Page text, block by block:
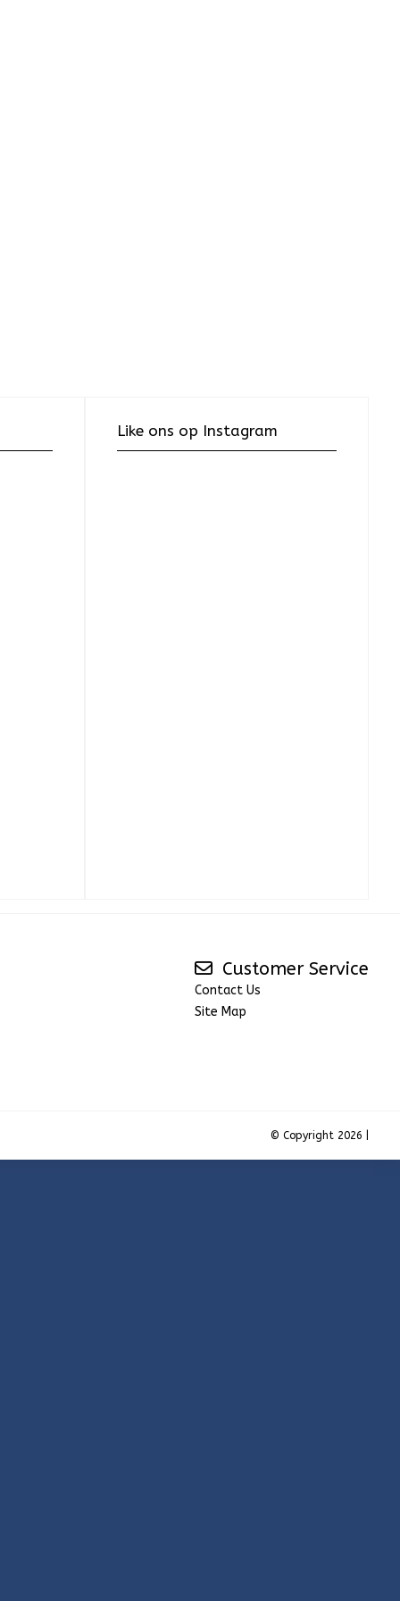
Like ons op Instagram
Customer Service
Contact Us
Site Map
© Copyright 2026 |